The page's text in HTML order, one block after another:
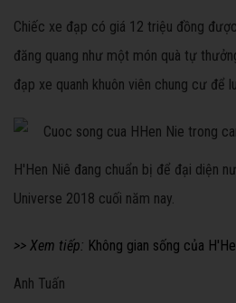
Chiếc xe đạp có giá 12 triệu đồng
đăng quang như một món quà tự
đạp xe quanh khuôn viên chung cư để
H'Hen Niê đang chuẩn bị để đại diện
Universe 2018 cuối năm nay.
>> Xem tiếp: Không gian sống của
Anh Tuấn